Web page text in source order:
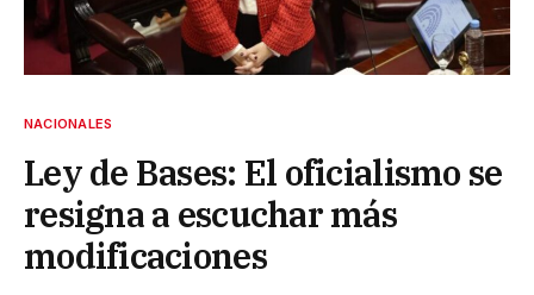
NACIONALES
Ley de Bases: El oficialismo se
resigna a escuchar más
modificaciones